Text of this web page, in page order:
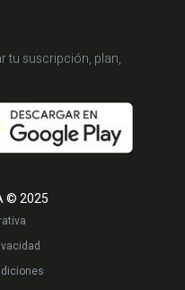
tu suscripción, plan,
© 2025